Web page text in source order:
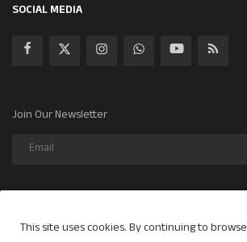
SOCIAL MEDIA
Join Our Newsletter
This site uses cookies. By continuing to